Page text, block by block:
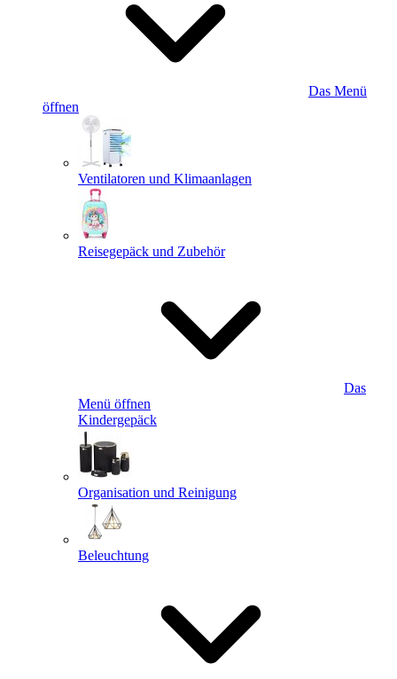
Das Menü
öffnen
Ventilatoren und Klimaanlagen
Reisegepäck und Zubehör
Das
Menü öffnen
Kindergepäck
Organisation und Reinigung
Beleuchtung